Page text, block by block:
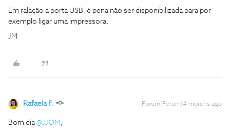
Em ralação à porta USB, é pena não ser disponibilizada para por
exemplo ligar uma impressora.
JM
Rafaela F. Forum|Forum|4 months ago
Bom dia ​@JJOM ,